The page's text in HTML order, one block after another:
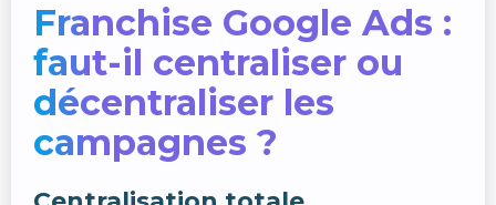
Franchise Google Ads :
faut-il centraliser ou
décentraliser les
campagnes ?